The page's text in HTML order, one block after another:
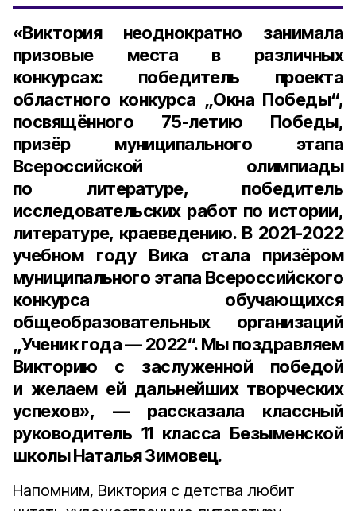
«Виктория неоднократно занимала
призовые места в различных
конкурсах: победитель проекта
областного конкурса „Окна Победы“,
посвящённого 75-летию Победы,
призёр муниципального этапа
Всероссийской олимпиады
по литературе, победитель
исследовательских работ по истории,
литературе, краеведению. В 2021-2022
учебном году Вика стала призёром
муниципального этапа Всероссийского
конкурса обучающихся
общеобразовательных организаций
„Ученик года — 2022“. Мы поздравляем
Викторию с заслуженной победой
и желаем ей дальнейших творческих
успехов», — рассказала классный
руководитель 11 класса Безыменской
школы Наталья Зимовец.
Напомним, Виктория с детства любит